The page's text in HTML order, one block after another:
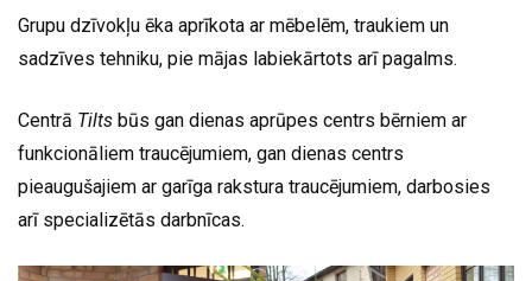
Grupu dzīvokļu ēka aprīkota ar mēbelēm, traukiem un
sadzīves tehniku, pie mājas labiekārtots arī pagalms.
Centrā Tilts būs gan dienas aprūpes centrs bērniem ar
funkcionāliem traucējumiem, gan dienas centrs
pieaugušajiem ar garīga rakstura traucējumiem, darbosies
arī specializētās darbnīcas.